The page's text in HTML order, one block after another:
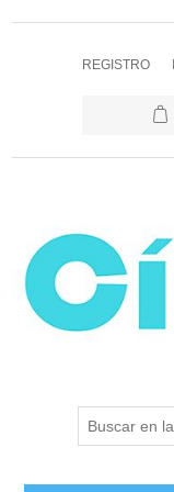
REGISTRO